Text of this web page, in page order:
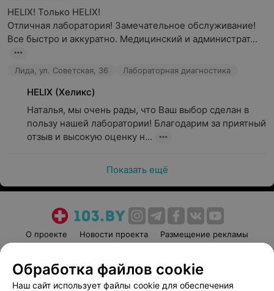
HELIX! Только HELIX!
Отличная лаборатория! Замечательное обслуживание!
Все быстро и аккуратно. Медицинский и администрат...
Лида, ул. Советская, 36 Лабораторная диагностика
HELIX (Хеликс)
Наталья, мы очень рады, что Ваш выбор сделан в
пользу нашей лаборатории! Благодарим за приятный
отзыв и высокую оценку н...
Показать ещё
О проекте Новости проекта
Размещение рекламы
Пользовательское соглашение
Способы оплаты
Вакансии
Партнеры
Обработка файлов cookie
Наш сайт использует файлы cookie для обеспечения